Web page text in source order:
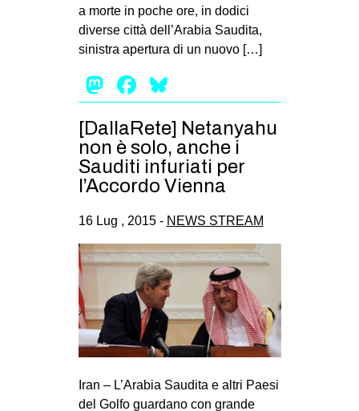
MEDIO ORIENTE
MONDO
EVENTI
Fb
tw
bsky
ms
SEARCH
a morte in poche ore, in dodici
diverse città dell’Arabia Saudita,
sinistra apertura di un nuovo […]
Mastodon
Facebook
[DallaRete] Netanyahu
non è solo, anche i
Sauditi infuriati per
l’Accordo Vienna
16 Lug , 2015 - NEWS STREAM
Iran – L’Arabia Saudita e altri Paesi
del Golfo guardano con grande